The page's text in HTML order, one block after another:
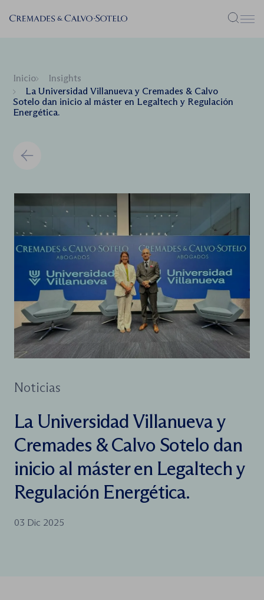
Menú
Inicio
Insights
La Universidad Villanueva y Cremades & Calvo
Sotelo dan inicio al máster en Legaltech y Regulación
Energética.
Noticias
La Universidad Villanueva y
Cremades & Calvo Sotelo dan
inicio al máster en Legaltech y
Regulación Energética.
03 Dic 2025